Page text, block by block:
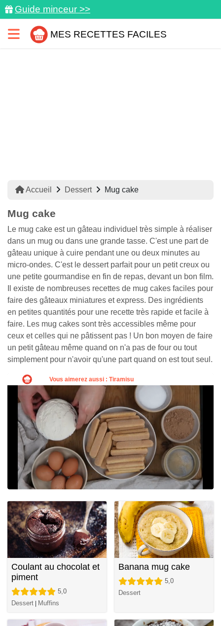
Guide minceur >>
MES RECETTES FACILES
Accueil Dessert Mug cake
Mug cake
Le mug cake est un gâteau individuel très simple à réaliser
dans un mug ou dans une grande tasse. C'est une part de
gâteau unique à cuire pendant une ou deux minutes au
micro-ondes. C'est le dessert parfait pour un petit creux ou
une petite gourmandise en fin de repas, devant un bon film.
Il existe de nombreuses recettes de mug cakes faciles pour
faire des gâteaux miniatures et express. Des ingrédients
en petites quantités pour une recette très rapide et facile à
faire. Les mug cakes sont très accessibles même pour
ceux et celles qui ne pâtissent pas ! Un bon moyen de faire
un petit gâteau même quand on n'a pas de four ou tout
simplement pour n'avoir qu'une part quand on est tout seul.
Coulant au chocolat et
piment
5,0
Dessert
Muffins
Banana mug cake
5,0
Dessert